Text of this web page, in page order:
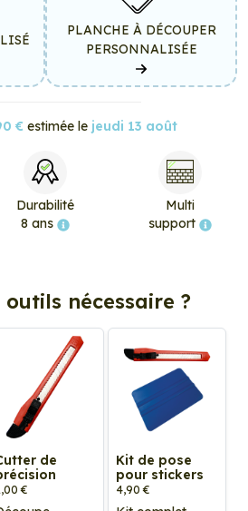
PLANCHE À DÉCOUPER
PERSONNALISÉE
€ estimée le jeudi 13 août
Durabilité
8 ans
Multi
support
nécessaire ?
de
€
Kit de pose
pour stickers
4,90 €